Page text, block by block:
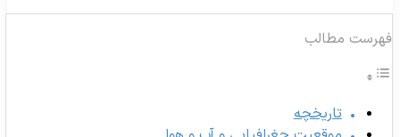
مطالب
تاریخچه